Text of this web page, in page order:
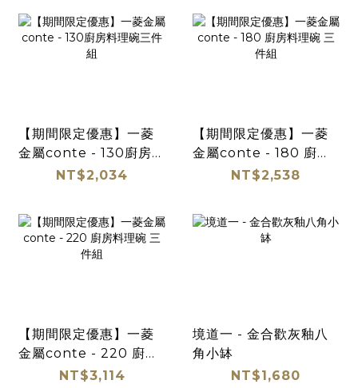
【期間限定優惠】一菱
金屬conte - 130廚房料
理碗三件組NT$2,034
【期間限定優惠】一菱
金屬conte - 180 廚房
料理碗 三件組
NT$2,538
【期間限定優惠】一菱
金屬conte - 220 廚房
料理碗 三件組
NT$3,114
境道一 - 金合歡灰釉八
角小缽
NT$1,680